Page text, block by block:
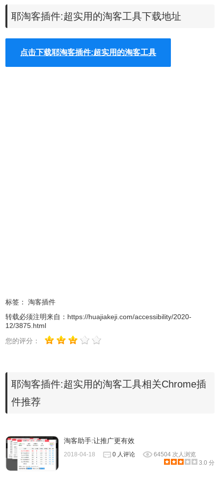
关于淘客我们还介绍了淘客助手:让推广更有效
耶淘客插件:超实用的淘客工具下载地址
点击下载耶淘客插件:超实用的淘客工具
标签：
淘客插件
转载必须注明来自： https://huajiakeji.com/accessibility/2020-
12/3875.html
您的评分：
耶淘客插件:超实用的淘客工具相关Chrome插
件推荐
淘客助手:让推广更有效
2018-04-18 0 人评论
64504 次人浏览
3.0 分